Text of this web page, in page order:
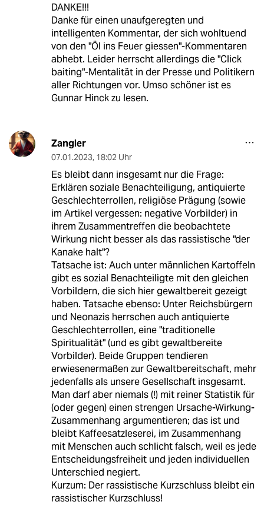
DANKE!!!
Danke für einen unaufgeregten und
intelligenten Kommentar, der sich wohltuend
von den "Öl ins Feuer giessen"-Kommentaren
abhebt. Leider herrscht allerdings die "Click
baiting"-Mentalität in der Presse und Politikern
aller Richtungen vor. Umso schöner ist es
Gunnar Hinck zu lesen.
Zangler
07.01.2023, 18:02 Uhr
Es bleibt dann insgesamt nur die Frage:
Erklären soziale Benachteiligung, antiquierte
Geschlechterrollen, religiöse Prägung (sowie
im Artikel vergessen: negative Vorbilder) in
ihrem Zusammentreffen die beobachtete
Wirkung nicht besser als das rassistische "der
Kanake halt"?
Tatsache ist: Auch unter männlichen Kartoffeln
gibt es sozial Benachteiligte mit den gleichen
Vorbildern, die sich hier gewaltbereit gezeigt
haben. Tatsache ebenso: Unter Reichsbürgern
und Neonazis herrschen auch antiquierte
Geschlechterrollen, eine "traditionelle
Spiritualität" (und es gibt gewaltbereite
Vorbilder). Beide Gruppen tendieren
erwiesenermaßen zur Gewaltbereitschaft, mehr
jedenfalls als unsere Gesellschaft insgesamt.
Man darf aber niemals (!) mit reiner Statistik für
(oder gegen) einen strengen Ursache-Wirkung-
Zusammenhang argumentieren; das ist und
bleibt Kaffeesatzleserei, im Zusammenhang
mit Menschen auch schlicht falsch, weil es jede
Entscheidungsfreiheit und jeden individuellen
Unterschied negiert.
Kurzum: Der rassistische Kurzschluss bleibt ein
rassistischer Kurzschluss!